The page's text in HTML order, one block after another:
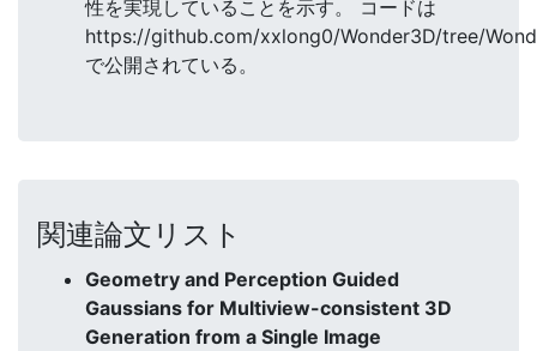
性を実現していることを示す。 コードは
https://github.com/xxlong0/Wonder3D/tree/
で公開されている。
関連論文リスト
Geometry and Perception Guided
Gaussians for Multiview-consistent 3D
Generation from a Single Image